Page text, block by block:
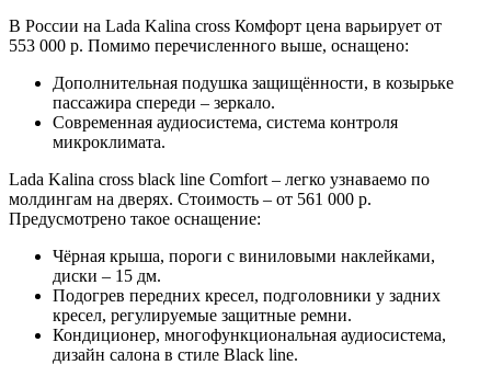
В России на Lada Kalina cross Комфорт цена варьирует от
553 000 р. Помимо перечисленного выше, оснащено:
Дополнительная подушка защищённости, в козырьке
пассажира спереди – зеркало.
Современная аудиосистема, система контроля
микроклимата.
Lada Kalina cross black line Comfort – легко узнаваемо по
молдингам на дверях. Стоимость – от 561 000 р.
Предусмотрено такое оснащение:
Чёрная крыша, пороги с виниловыми наклейками,
диски – 15 дм.
Подогрев передних кресел, подголовники у задних
кресел, регулируемые защитные ремни.
Кондиционер, многофункциональная аудиосистема,
дизайн салона в стиле Black line.